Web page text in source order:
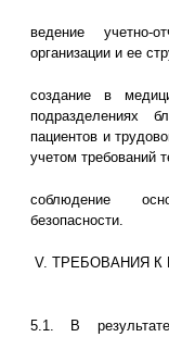
ведение учетно-
организации и ее
создание в
подразделениях
пациентов и
учетом требований
соблюдение
безопасности.
V. ТРЕБОВАНИЯ
5.1. В